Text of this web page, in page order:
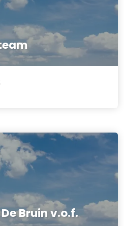
Bruin v.o.f.